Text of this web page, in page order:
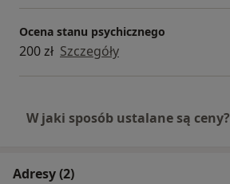
Ocena stanu psychicznego
200 zł Szczegóły
W jaki sposób ustalane są ceny?
Adresy (2)